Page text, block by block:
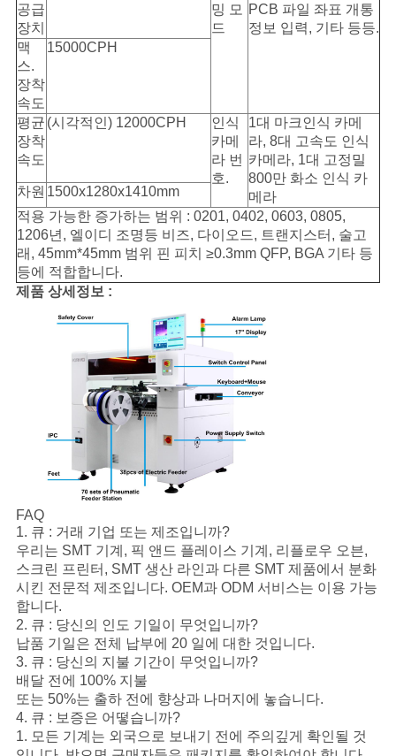
공급
장치
밍 모
드
PCB 파일 좌표 개통
정보 입력, 기타 등등.
맥
스.
장착
속도
15000CPH
평균
장착
속도
(시각적인) 12000CPH
인식
카메
라 번
호.
1대 마크인식 카메
라, 8대 고속도 인식
카메라, 1대 고정밀
800만 화소 인식 카
메라
차원 1500x1280x1410mm
적용 가능한 증가하는 범위 : 0201, 0402, 0603, 0805,
1206년, 엘이디 조명등 비즈, 다이오드, 트랜지스터, 술고
래, 45mm*45mm 범위 핀 피치 ≥0.3mm QFP, BGA 기타 등
등에 적합합니다.
제품 상세정보 :
FAQ
1. 큐 : 거래 기업 또는 제조입니까?
우리는 SMT 기계, 픽 앤드 플레이스 기계, 리플로우 오븐,
스크린 프린터, SMT 생산 라인과 다른 SMT 제품에서 분화
시킨 전문적 제조입니다. OEM과 ODM 서비스는 이용 가능
합니다.
2. 큐 : 당신의 인도 기일이 무엇입니까?
납품 기일은 전체 납부에 20 일에 대한 것입니다.
3. 큐 : 당신의 지불 기간이 무엇입니까?
배달 전에 100% 지불
또는 50%는 출하 전에 향상과 나머지에 놓습니다.
4. 큐 : 보증은 어떻습니까?
1. 모든 기계는 외국으로 보내기 전에 주의깊게 확인될 것